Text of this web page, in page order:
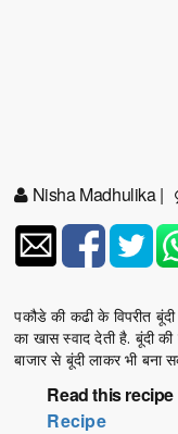
Nisha Madhulika|
पकौडे की कढी के विपरीत
का खास स्वाद देती है. बूंदी
बाजार से बूंदी लाकर भी बना
Read this
Recipe